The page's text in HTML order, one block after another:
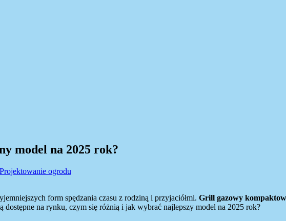
model na 2025 rok?
Projektowanie ogrodu
form spędzania czasu z rodziną i przyjaciółmi. Grill gazowy
na rynku, czym się różnią i jak wybrać najlepszy model na 2025 rok?